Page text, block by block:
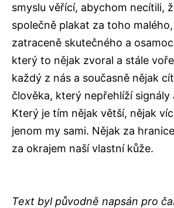
smyslu věřící, abychom necítili,
společně plakat za toho
zatraceně skutečného a
který to nějak zvoral a stále
každý z nás a současně nějak
člověka, který nepřehlíží signály
Který je tím nějak větší, nějak
jenom my sami. Nějak za
za okrajem naší vlastní kůže.
Text byl původně napsán pro